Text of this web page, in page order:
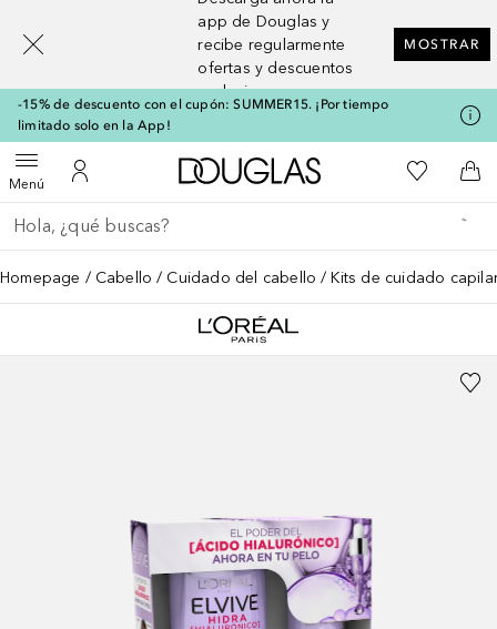
app de Douglas y
recibe regularmente
ofertas y descuentos
exclusivos
MOSTRAR
-15% de descuento con el cupón: SUMMER15. ¡Por tiempo
limitado solo en la App!
MenúAbrir menúMi cuenta
A Douglas HomeMi lista de
A
Regresar
Ejecutar búsqueda
Homepage Cabello Cuidado del cabello Kits de cuidado
[navigation.slideout.screenreader]